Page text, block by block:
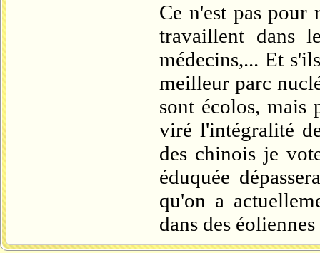
Ce n'est pas pour
travaillent dans
médecins,... Et
meilleur parc
sont écolos, mais
viré l'intégralité
des chinois je
éduquée
qu'on a
dans des